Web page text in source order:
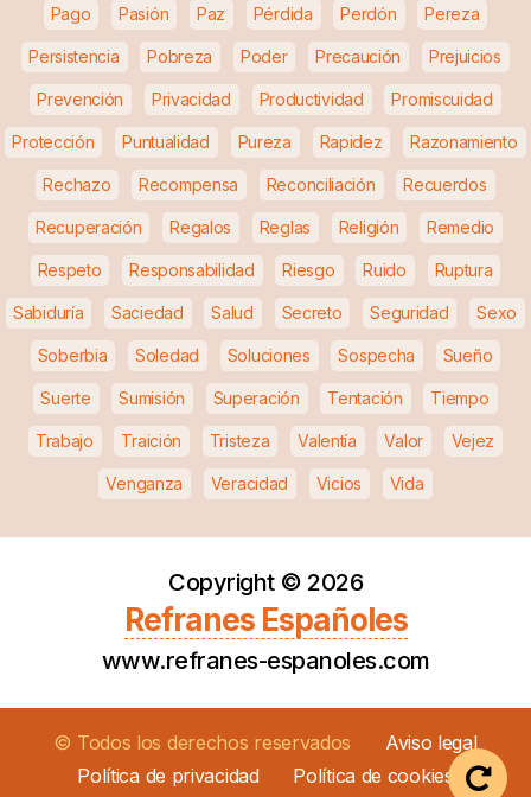
Pago Pasión Paz Pérdida Perdón Pereza
Persistencia Pobreza Poder Precaución Prejuicios
Prevención Privacidad Productividad Promiscuidad
Protección Puntualidad Pureza Rapidez Razonamiento
Rechazo Recompensa Reconciliación Recuerdos
Recuperación Regalos Reglas Religión Remedio
Respeto Responsabilidad Riesgo Ruido Ruptura
Sabiduría Saciedad Salud Secreto Seguridad Sexo
Soberbia Soledad Soluciones Sospecha Sueño
Suerte Sumisión Superación Tentación Tiempo
Trabajo Traición Tristeza Valentía Valor Vejez
Venganza Veracidad Vicios Vida
Copyright © 2026
Refranes Españoles
www.refranes-espanoles.com
© Todos los derechos reservados
Aviso legal
Política de privacidad
Política de cookies